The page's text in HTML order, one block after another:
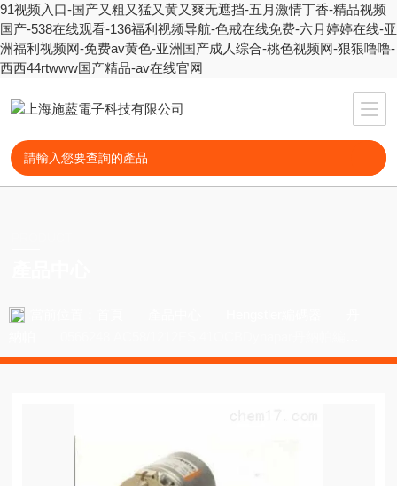
91视频入口-国产又粗又猛又黄又爽无遮挡-五月激情丁香-精品视频
国产-538在线观看-136福利视频导航-色戒在线免费-六月婷婷在线-亚
洲福利视频网-免费av黄色-亚洲国产成人综合-桃色视频网-狠狠噜噜-
西西44rtwww国产精品-av在线官网
器HSD35409693CG